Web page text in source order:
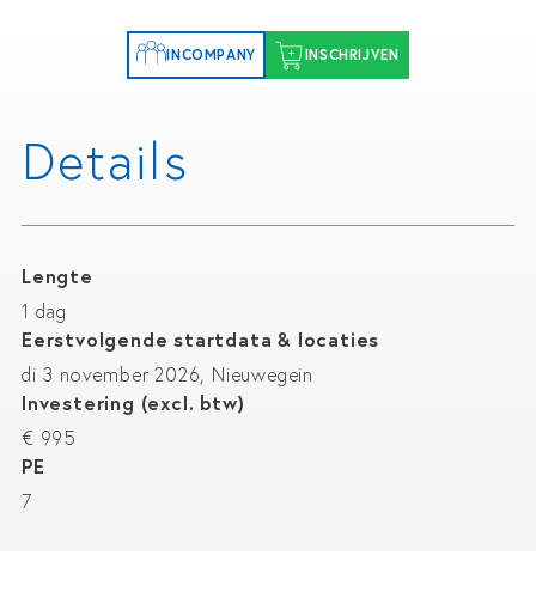
INCOMPANY INSCHRIJVEN
Details
Lengte
1 dag
Eerstvolgende startdata & locaties
di 3 november 2026, Nieuwegein
Investering (excl. btw)
€ 995
PE
7